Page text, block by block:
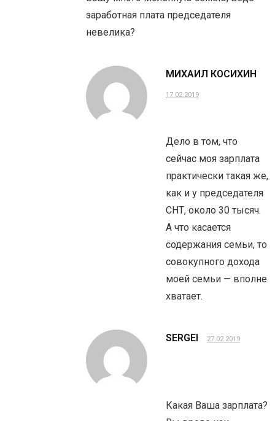
заработная плата председателя
невелика?
МИХАИЛ КОСИХИН
17.02.2019
Дело в том, что
сейчас моя зарплата
практически такая же,
как и у председателя
СНТ, около 30 тысяч.
А что касается
содержания семьи, то
совокупного дохода
моей семьи — вполне
хватает.
SERGEI 27.02.2019
Какая Ваша зарплата?